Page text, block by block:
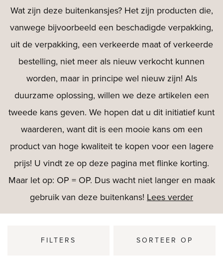
Wat zijn deze buitenkansjes? Het zijn producten die,
vanwege bijvoorbeeld een beschadigde verpakking,
uit de verpakking, een verkeerde maat of verkeerde
bestelling, niet meer als nieuw verkocht kunnen
worden, maar in principe wel nieuw zijn! Als
duurzame oplossing, willen we deze artikelen een
tweede kans geven. We hopen dat u dit initiatief kunt
waarderen, want dit is een mooie kans om een
product van hoge kwaliteit te kopen voor een lagere
prijs! U vindt ze op deze pagina met flinke korting.
Maar let op: OP = OP. Dus wacht niet langer en maak
gebruik van deze buitenkans! Lees verder
FILTERS SORTEER OP